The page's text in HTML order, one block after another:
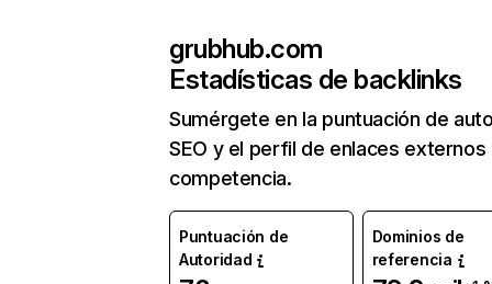
grubhub.com
Estadísticas de backlinks
Sumérgete en la puntuación de
SEO y el perfil de enlaces externos
competencia.
Puntuación de
Autoridad
Dominios de
referencia